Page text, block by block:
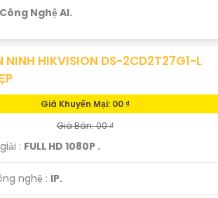
Công Nghệ AI.
NINH HIKVISION DS-2CD2T27G1-L
Giá Khuyến Mại: 00 ₫
Giá Bán: 00 ₫
: FULL HD 1080P .
nghệ : IP.